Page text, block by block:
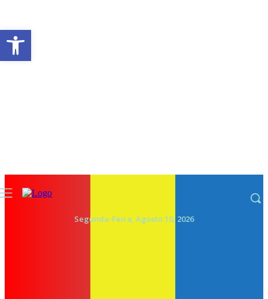
Segunda-Feira, Agosto 10, 2026
Abrir a barra de ferramentas